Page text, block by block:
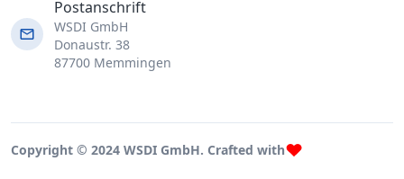
Postanschrift
WSDI GmbH
Donaustr. 38
87700 Memmingen
Copyright © 2024 WSDI GmbH. Crafted with